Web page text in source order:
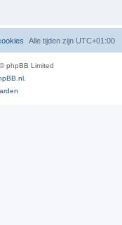
Alle tijden zijn UTC+01:00
phpBB Limited